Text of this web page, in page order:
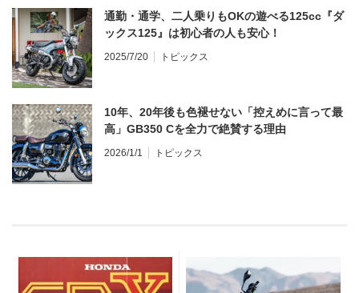
通勤・通学、二人乗りもOKの遊べる125cc『ダ
ックス125』は初心者の人も安心！
2025/7/20 トピックス
10年、20年後も色褪せない「控えめに言って最
高」GB350 Cを全力で絶賛する理由
2026/1/1 トピックス